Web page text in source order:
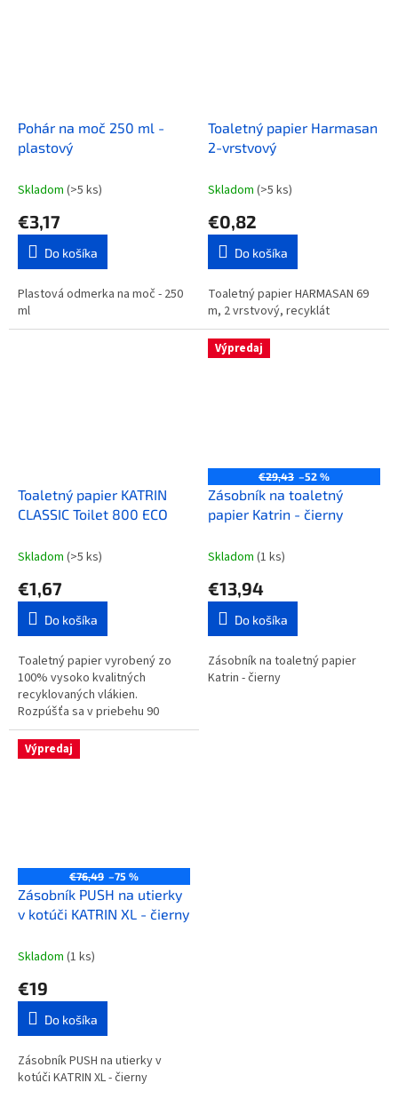
Pohár na moč 250 ml -
plastový
Skladom (>5 ks)
€3,17
Do košíka
Plastová odmerka na moč - 250
ml
Toaletný papier Harmasan
2-vrstvový
Skladom (>5 ks)
€0,82
Do košíka
Toaletný papier HARMASAN 69
m, 2 vrstvový, recyklát
Toaletný papier KATRIN
CLASSIC Toilet 800 ECO
Skladom (>5 ks)
€1,67
Do košíka
Toaletný papier vyrobený zo
100% vysoko kvalitných
recyklovaných vlákien.
Rozpúšťa sa v priebehu 90
sekúnd.
Výpredaj
€29,43 –52 %
Zásobník na toaletný
papier Katrin - čierny
Skladom (1 ks)
€13,94
Do košíka
Zásobník na toaletný papier
Katrin - čierny
Výpredaj
€76,49 –75 %
Zásobník PUSH na utierky
v kotúči KATRIN XL - čierny
Skladom (1 ks)
€19
Do košíka
Zásobník PUSH na utierky v
kotúči KATRIN XL - čierny